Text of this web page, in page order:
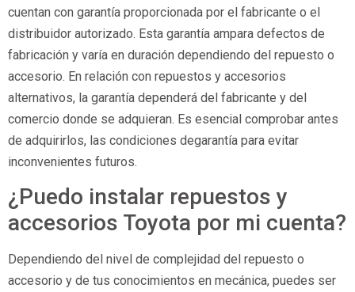
cuentan con garantía proporcionada por el fabricante o el
distribuidor autorizado. Esta garantía ampara defectos de
fabricación y varía en duración dependiendo del repuesto o
accesorio. En relación con repuestos y accesorios
alternativos, la garantía dependerá del fabricante y del
comercio donde se adquieran. Es esencial comprobar antes
de adquirirlos, las condiciones degarantía para evitar
inconvenientes futuros.
¿Puedo instalar repuestos y
accesorios Toyota por mi cuenta?
Dependiendo del nivel de complejidad del repuesto o
accesorio y de tus conocimientos en mecánica, puedes ser